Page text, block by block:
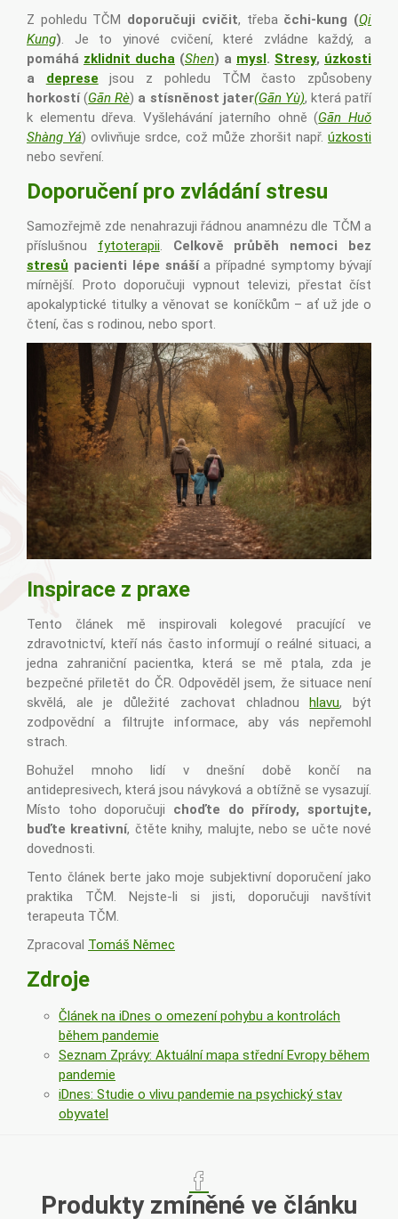
Z pohledu TČM doporučuji cvičit, třeba čchi-kung (Qi
Kung) . Je to yinové cvičení, které zvládne každý, a
pomáhá zklidnit ducha (Shen) a mysl. Stresy, úzkosti
a deprese jsou z pohledu TČM často způsobeny
horkostí(Gān Rè) a stísněnost jater(Gān Yù), která patří
k elementu dřeva. Vyšlehávání jaterního ohně (Gān Huǒ
Shàng Yá) ovlivňuje srdce, což může zhoršit např. úzkosti
nebo sevření.
Doporučení pro zvládání stresu
Samozřejmě zde nenahrazuji řádnou anamnézu dle TČM a
příslušnou fytoterapii. Celkově průběh nemoci bez
stresů pacienti lépe snášía případné symptomy bývají
mírnější. Proto doporučuji vypnout televizi, přestat číst
apokalyptické titulky a věnovat se koníčkům – ať už jde o
čtení, čas s rodinou, nebo sport.
Inspirace z praxe
Tento článek mě inspirovali kolegové pracující ve
zdravotnictví, kteří nás často informují o reálné situaci, a
jedna zahraniční pacientka, která se mě ptala, zda je
bezpečné přiletět do ČR. Odpověděl jsem, že situace není
skvělá, ale je důležité zachovat chladnouhlavu, být
zodpovědní a filtrujte informace, aby vás nepřemohl
strach.
Bohužel mnoho lidí v dnešní době končí na
antidepresivech, která jsou návyková a obtížně se vysazují.
Místo toho doporučuji choďte do přírody, sportujte,
buďte kreativní, čtěte knihy, malujte, nebo se učte nové
dovednosti.
Tento článek berte jako moje subjektivní doporučení jako
praktika TČM. Nejste-li si jisti, doporučuji navštívit
terapeuta TČM.
Zpracoval Tomáš Němec
Zdroje
Článek na iDnes o omezení pohybu a kontrolách
během pandemie
Seznam Zprávy: Aktuální mapa střední Evropy během
pandemie
iDnes: Studie o vlivu pandemie na psychický stav
obyvatel
Produkty zmíněné ve článku